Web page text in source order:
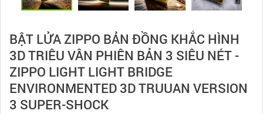
BẬT LỬA ZIPPO BẢN ĐỒNG KHẮC HÌNH
3D TRIÊU VÂN PHIÊN BẢN 3 SIÊU NÉT -
ZIPPO LIGHT LIGHT BRIDGE
ENVIRONMENTED 3D TRUUAN VERSION
3 SUPER-SHOCK